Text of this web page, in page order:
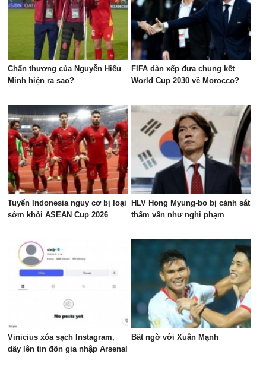
Chấn thương của Nguyễn Hiểu
Minh hiện ra sao?
FIFA dàn xếp đưa chung kết
World Cup 2030 về Morocco?
Tuyển Indonesia nguy cơ bị loại
sớm khỏi ASEAN Cup 2026
HLV Hong Myung-bo bị cảnh sát
thẩm vấn như nghi phạm
Vinicius xóa sạch Instagram,
dấy lên tin đồn gia nhập Arsenal
Bất ngờ với Xuân Mạnh